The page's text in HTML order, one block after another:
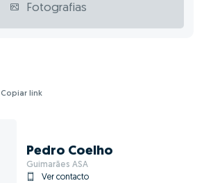
Fotografias
Copiar link
Pedro Coelho
Guimarães ASA
Ver contacto